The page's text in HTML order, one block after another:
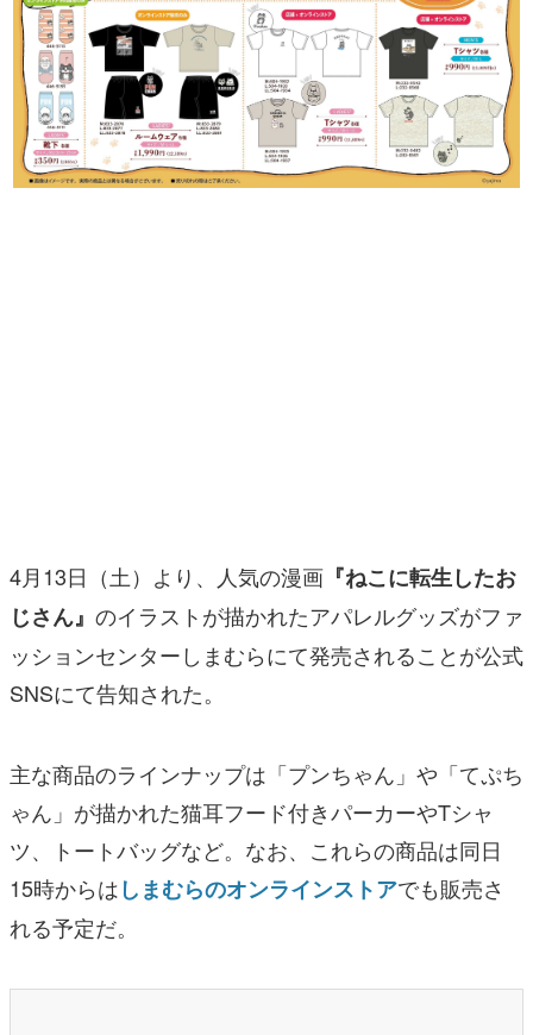
若ゲのいたり〜ゲームクリエイターの青春〜
『うつヌケ』『ペンと箸』等で知られるマンガ家・田中圭
一先生によるゲーム業界レポートマンガです。
なんでゲームは面白い？
ゲーム開発者・hamatsu氏がゲームの魅力を画面や操作の
具体的な形から解き明かしていく、硬派で骨太な評論連載
です。
その他
電ファミニコゲーマーとは？
運営：株式会社マレ
4月13日（土）より、人気の漫画 『ねこに転生したお
じさん』 のイラストが描かれたアパレルグッズがファ
ッションセンターしまむらにて発売されることが公式
SNSにて告知された。
主な商品のラインナップは「プンちゃん」や「てぷち
ゃん」が描かれた猫耳フード付きパーカーやTシャ
ツ、トートバッグなど。なお、これらの商品は同日
15時からはしまむらのオンラインストアでも販売さ
れる予定だ。